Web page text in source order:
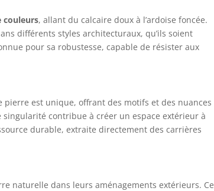
couleurs, allant du calcaire doux à l’ardoise foncée.
différents styles architecturaux, qu’ils soient
pour sa robustesse, capable de résister aux
est unique, offrant des motifs et des nuances
contribue à créer un espace extérieur à
durable, extraite directement des carrières
naturelle dans leurs aménagements extérieurs. Ce